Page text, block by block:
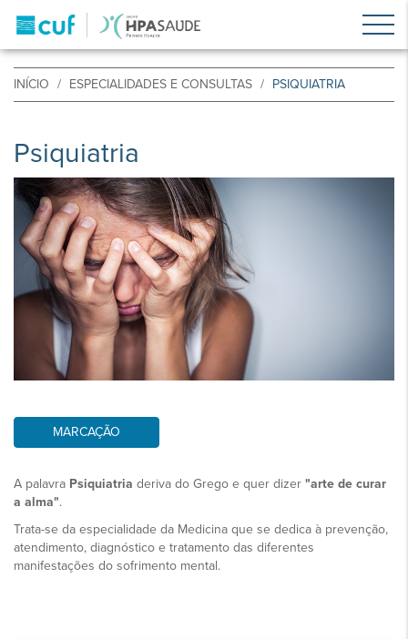
INÍCIO ESPECIALIDADES E CONSULTAS PSIQUIATRIA
Psiquiatria
MARCAÇÃO
A palavra Psiquiatria deriva do Grego e quer dizer "arte de curar
a alma".
Trata-se da especialidade da Medicina que se dedica à prevenção,
atendimento, diagnóstico e tratamento das diferentes
manifestações do sofrimento mental.